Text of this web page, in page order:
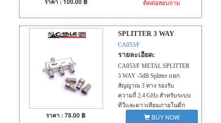
ติดต่อสอบถาม
SPLITTER 3 WAY
CA053/F
รายละเอียด:
CA053/F METAL SPLITTER
3 WAY -5dB Splitter แยก
สัญญาณ 3 ทาง รองรับ
ความถี่ 2.4 GHz สำหรับระบบ
ทีวีและดาวเทียมภายในตึก
ราคา : 78.00 ฿ BUY NOW